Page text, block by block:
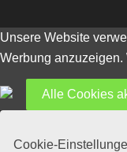
Unsere Website
Werbung
Alle Cookies
Cookie-